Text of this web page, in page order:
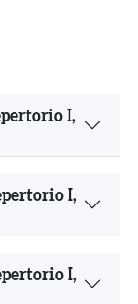
I,
I,
I,